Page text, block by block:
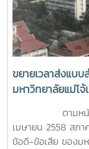
ขยายเวลาส่งแบ
มหาวิทยาลัยแม่โ
กำกับของรัฐ" ถึ
ตามหนังสือที่
เมษายน 2558 สภ
ข้อดี-ข้อเสีย ของม